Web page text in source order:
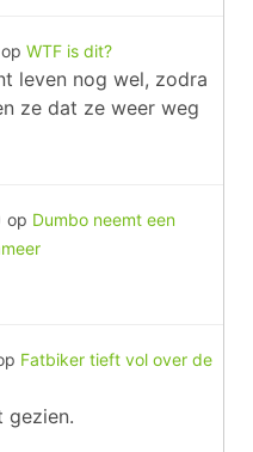
op WTF is dit?
leven nog wel, zodra
ze dat ze weer weg
op Dumbo neemt een
Fatbiker tieft vol over de
gezien.